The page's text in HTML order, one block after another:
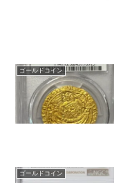
ゴールドコイン
ゴールドコイン